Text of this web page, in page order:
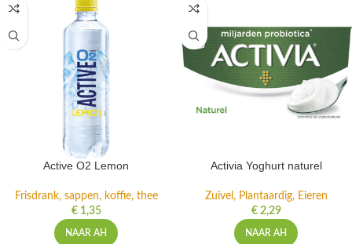
Active O2 Lemon
Frisdrank, sappen, koffie, thee
€1,35
NAAR AH
Activia Yoghurt naturel
Zuivel, Plantaardig, Eieren
€2,29
NAAR AH